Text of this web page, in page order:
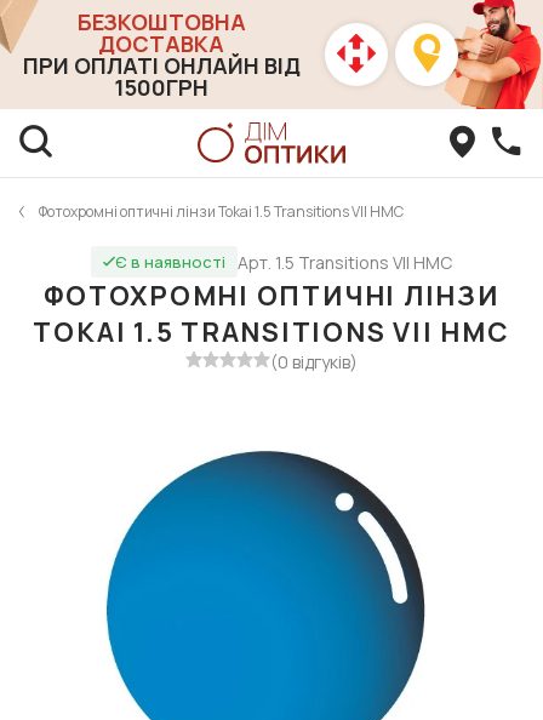
БЕЗКОШТОВНА
ДОСТАВКА
ПРИ ОПЛАТІ ОНЛАЙН ВІД
1500ГРН
Фотохромні оптичні лінзи Tokai 1.5 Transitions VII HMC
Є в наявності Арт. 1.5 Transitions VII HMC
ФОТОХРОМНІ ОПТИЧНІ ЛІНЗИ
TOKAI 1.5 TRANSITIONS VII HMC
(0 відгуків)